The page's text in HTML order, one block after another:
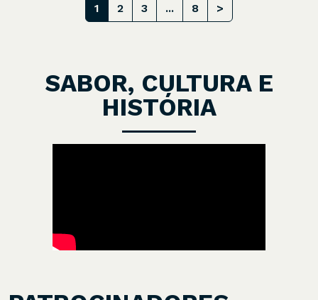
1 2 3 ... 8 >
SABOR, CULTURA E
HISTÓRIA